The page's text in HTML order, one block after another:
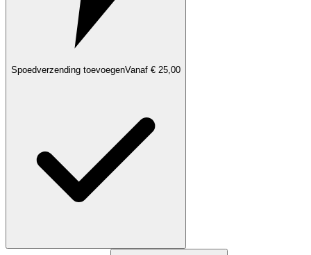
Spoedverzending toevoegenVanaf € 25,00